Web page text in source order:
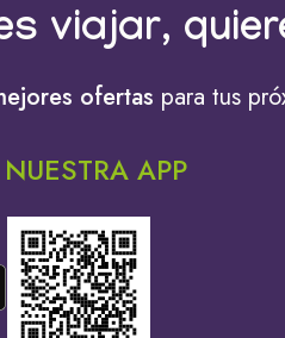
viajar,
ofertas para tus
APP